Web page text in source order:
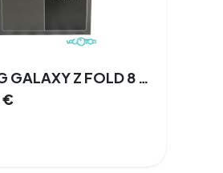
SAMSUNG GALAXY Z FOLD 8 7,6 '' 12 GB 256 GB 2 Cámaras Doble SIM 100% 5G NFC
€